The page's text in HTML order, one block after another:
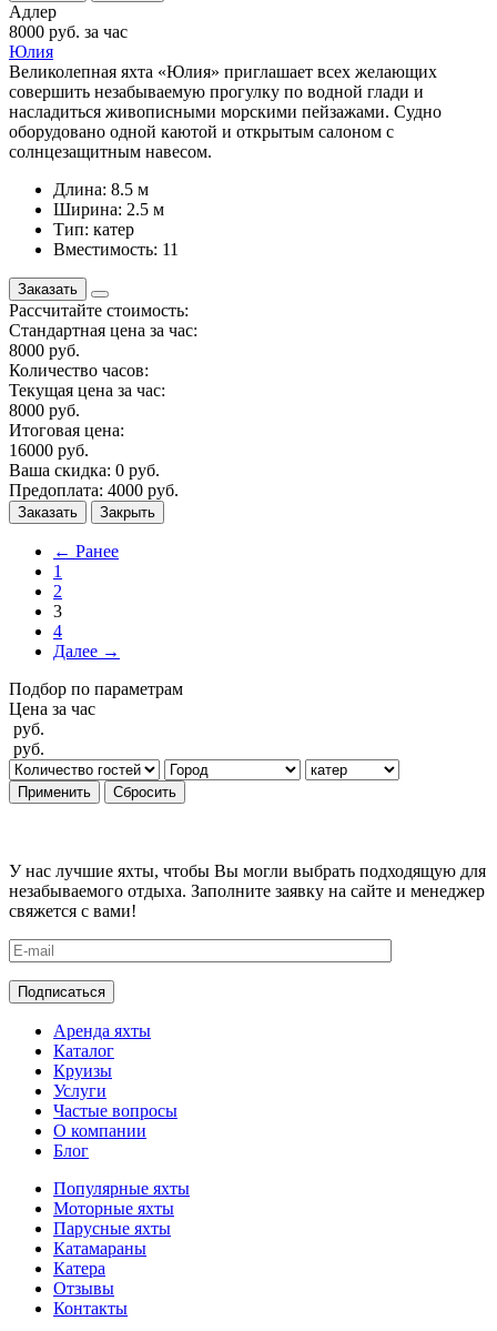
Адлер
8000 руб. за час
Юлия
Великолепная яхта «Юлия» приглашает всех желающих
совершить незабываемую прогулку по водной глади и
насладиться живописными морскими пейзажами. Судно
оборудовано одной каютой и открытым салоном с
солнцезащитным навесом.
Длина: 8.5 м
Ширина: 2.5 м
Тип: катер
Вместимость: 11
Заказать
Рассчитайте стоимость:
Стандартная цена за час:
8000 руб.
Количество часов:
Текущая цена за час:
8000 руб.
Итоговая цена:
16000 руб.
Ваша скидка: 0 руб.
Предоплата: 4000 руб.
Заказать Закрыть
← Ранее
1
2
3
4
Далее →
Подбор по параметрам
Цена за час
руб.
руб.
Применить Сбросить
У нас лучшие яхты, чтобы Вы могли выбрать подходящую для
незабываемого отдыха. Заполните заявку на сайте и менеджер
свяжется с вами!
Аренда яхты
Каталог
Круизы
Услуги
Частые вопросы
О компании
Блог
Популярные яхты
Моторные яхты
Парусные яхты
Катамараны
Катера
Отзывы
Контакты